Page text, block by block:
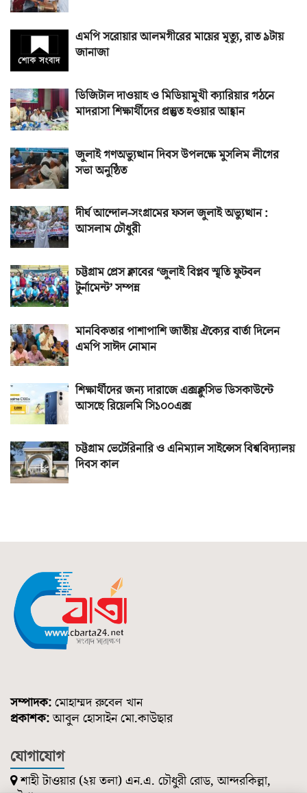
এমপি সরোয়ার আলমগীরের মায়ের মৃত্যু, রাত ৯টায়
জানাজা
ডিজিটাল দাওয়াহ ও মিডিয়ামুখী ক্যারিয়ার গঠনে
মাদরাসা শিক্ষার্থীদের প্রস্তুত হওয়ার আহ্বান
জুলাই গণঅভ্যুত্থান দিবস উপলক্ষে মুসলিম লীগের
সভা অনুষ্ঠিত
দীর্ঘ আন্দোল-সংগ্রামের ফসল জুলাই অভ্যুত্থান :
আসলাম চৌধুরী
চট্টগ্রাম প্রেস ক্লাবের ‘জুলাই বিপ্লব স্মৃতি ফুটবল
টুর্নামেন্ট’ সম্পন্ন
মানবিকতার পাশাপাশি জাতীয় ঐক্যের বার্তা দিলেন
এমপি সাঈদ নোমান
শিক্ষার্থীদের জন্য দারাজে এক্সক্লুসিভ ডিসকাউন্টে
আসছে রিয়েলমি সি১০০এক্স
চট্টগ্রাম ভেটেরিনারি ও এনিম্যাল সাইন্সেস বিশ্ববিদ্যালয়
দিবস কাল
সম্পাদক: মোহাম্মদ রুবেল খান
প্রকাশক:আবুল হোসাইন মো.কাউছার
যোগাযোগ
শাহী টাওয়ার (২য় তলা) এন.এ. চৌধুরী রোড, আন্দরকিল্লা,